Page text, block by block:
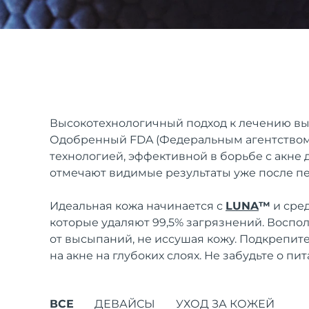
Высокотехнологичный подход к лечению
Одобренный FDA (Федеральным
технологией, эффективной в борьбе с акне
отмечают видимые результаты уже после
Идеальная кожа начинается с LUNA™ и
которые удаляют 99,5% загрязнений.
от высыпаний, не иссушая кожу.
на акне на глубоких слоях. Не забудьте о
ВСЕ ДЕВАЙСЫ УХОД ЗА КОЖЕЙ
FAQ™ Dual LED Panel
ПОДАРКИ И НАБОРЫ
Специальные
предложения
БЕСТСЕЛЛЕРЫ